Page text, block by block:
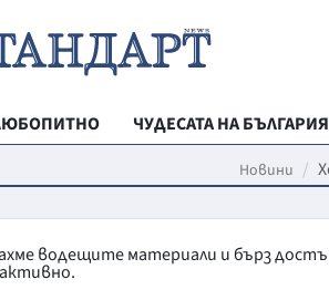
ЧУДЕСАТА НА БЪЛГАРИЯ
РЕГИОНАЛНИ
МЛАДЕЖКА
Новини
водещите материали и бърз